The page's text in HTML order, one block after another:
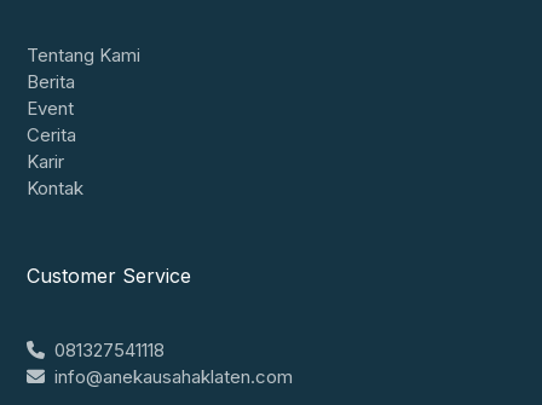
Tentang Kami
Berita
Event
Cerita
Karir
Kontak
Customer Service
081327541118
info@anekausahaklaten.com